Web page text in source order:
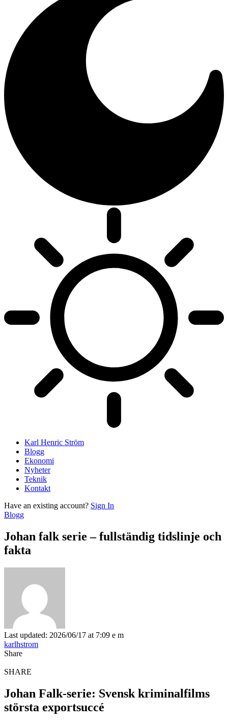
Karl Henric Ström
Blogg
Ekonomi
Nyheter
Teknik
Kontakt
Have an existing account? Sign In
Blogg
Johan falk serie – fullständig tidslinje och
fakta
Last updated: 2026/06/17 at 7:09 e m
karlhstrom
Share
SHARE
Johan Falk-serie: Svensk kriminalfilms
största exportsuccé